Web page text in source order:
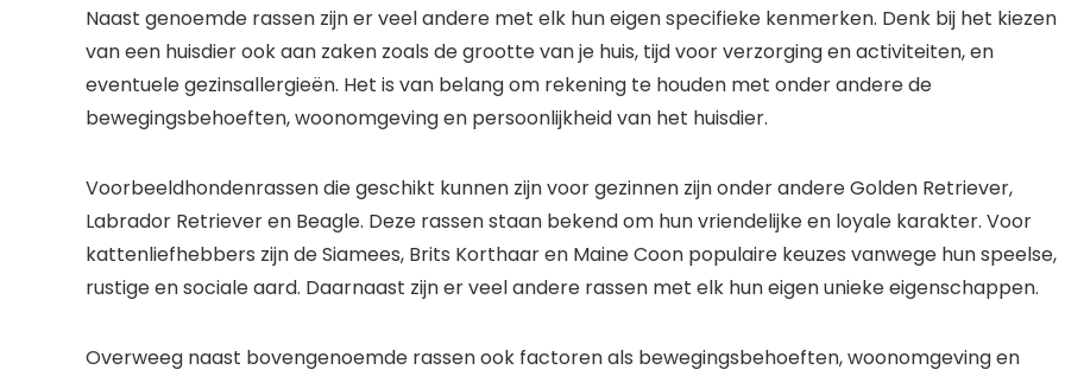
Naast genoemde rassen zijn er veel andere met elk hun eigen specifieke kenmerken. Denk bij het kiezen
van een huisdier ook aan zaken zoals de grootte van je huis, tijd voor verzorging en activiteiten, en
eventuele gezinsallergieën. Het is van belang om rekening te houden met onder andere de
bewegingsbehoeften, woonomgeving en persoonlijkheid van het huisdier.
Voorbeeldhondenrassen die geschikt kunnen zijn voor gezinnen zijn onder andere Golden Retriever,
Labrador Retriever en Beagle. Deze rassen staan bekend om hun vriendelijke en loyale karakter. Voor
kattenliefhebbers zijn de Siamees, Brits Korthaar en Maine Coon populaire keuzes vanwege hun speelse,
rustige en sociale aard. Daarnaast zijn er veel andere rassen met elk hun eigen unieke eigenschappen.
Overweeg naast bovengenoemde rassen ook factoren als bewegingsbehoeften, woonomgeving en